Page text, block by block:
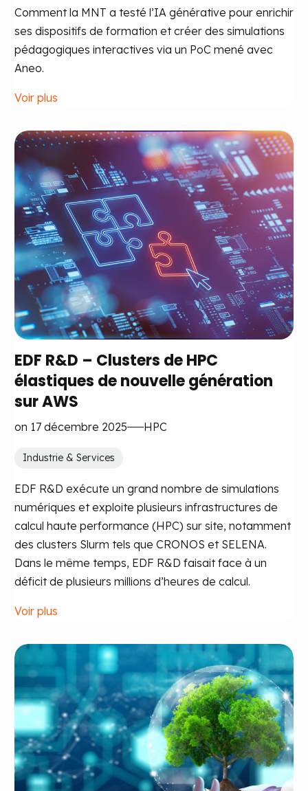
Comment la MNT a testé l’IA générative pour enrichir
ses dispositifs de formation et créer des simulations
pédagogiques interactives via un PoC mené avec
Aneo.
Voir plus
EDF R&D – Clusters de HPC
élastiques de nouvelle génération
sur AWS
on 17 décembre 2025 HPC
Industrie & Services
EDF R&D exécute un grand nombre de simulations
numériques et exploite plusieurs infrastructures de
calcul haute performance (HPC) sur site, notamment
des clusters Slurm tels que CRONOS et SELENA.
Dans le même temps, EDF R&D faisait face à un
déficit de plusieurs millions d’heures de calcul.
Voir plus